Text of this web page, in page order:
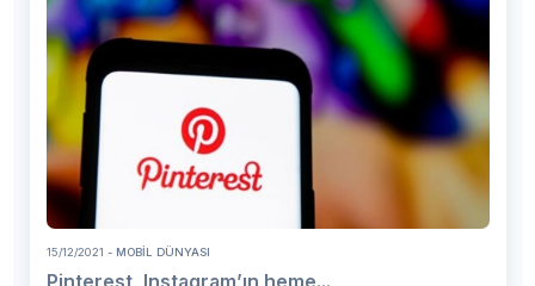
15/12/2021 - MOBIL DÜNYASI